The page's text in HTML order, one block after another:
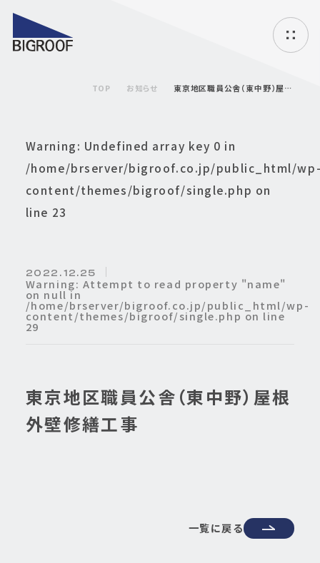
バ
ー
TOP お知らせ 東京地区職員公舎（東中野）屋根外壁修繕工事
Warning: Undefined array key 0 in
/home/brserver/bigroof.co.jp/public_html/
content/themes/bigroof/single.php on
line 23
東京地区職員公舎（東中野）屋根
外壁修繕工事
2022. 12.25
Warning: Attempt to read property "name"
on null in
/home/brserver/bigroof.co.jp/public_html/wp-
content/themes/bigroof/single.php on line
29
一覧に戻る